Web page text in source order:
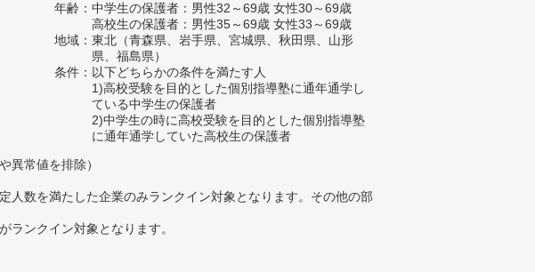
年齢：中学生の保護者：男性32～69歳 女性30～69歳
高校生の保護者：男性35～69歳 女性33～69歳
地域：東北（青森県、岩手県、宮城県、秋田県、山形
県、福島県）
条件：以下どちらかの条件を満たす人
1)高校受験を目的とした個別指導塾に通年通学し
ている中学生の保護者
2)中学生の時に高校受験を目的とした個別指導塾
に通年通学していた高校生の保護者
異常値を排除）
数を満たした企業のみランクイン対象となります。その他の部
ンクイン対象となります。